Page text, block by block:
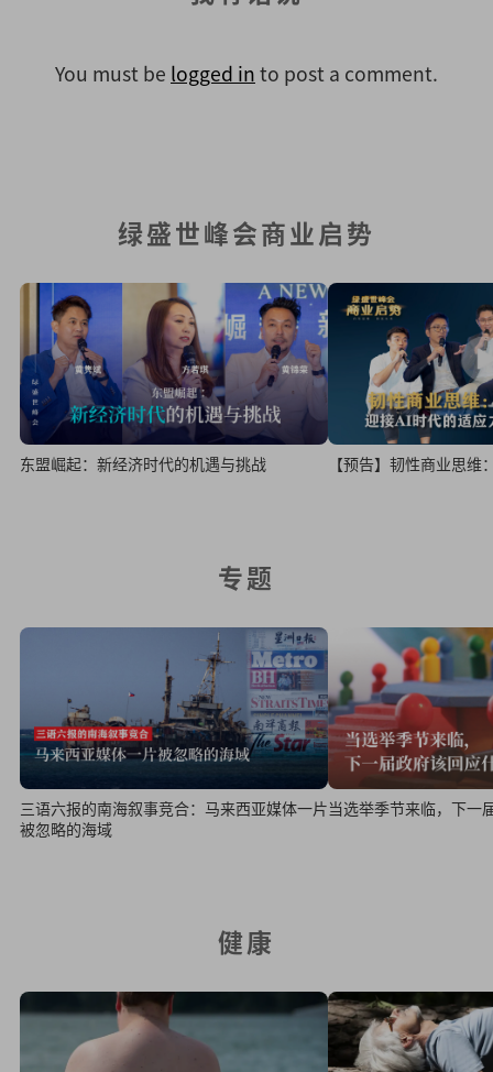
You must be logged in to post a comment.
绿盛世峰会商业启势
东盟崛起：新经济时代的机遇与挑战 【预告】韧性商业思
专题
三语六报的南海叙事竞合：马来西亚媒体一片
被忽略的海域
当选举季节来临，下一
健康